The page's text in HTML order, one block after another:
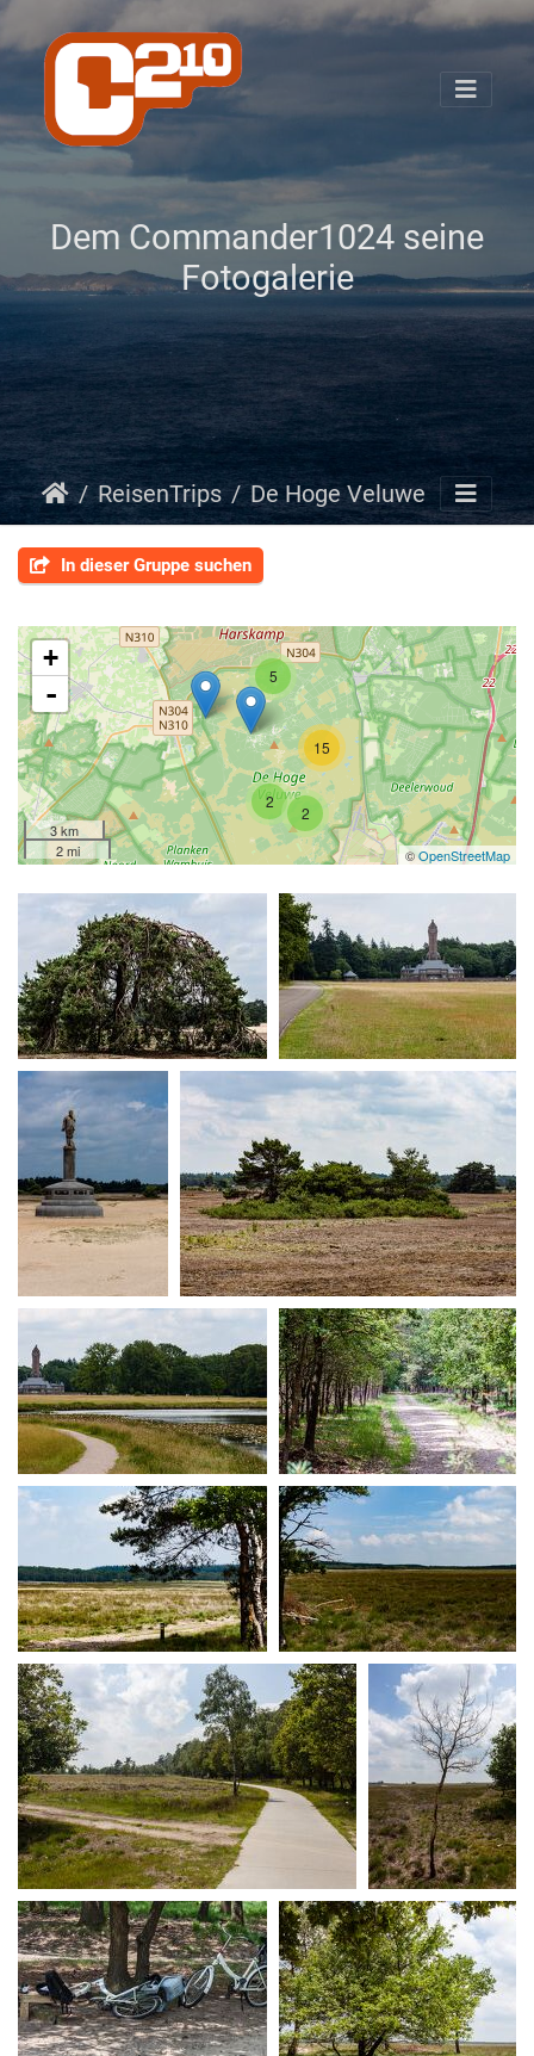
Dem Commander1024 seine
Fotogalerie
ReisenTrips De Hoge Veluwe
In dieser Gruppe suchen
2
2
15
5
+
-
3 km
2 mi
©OpenStreetMap
MG 3054 MG 3062
MG 3057 MG 3059
MG 3071 MG 3088
MG 3090 MG 3092
MG 3098 MG 3100